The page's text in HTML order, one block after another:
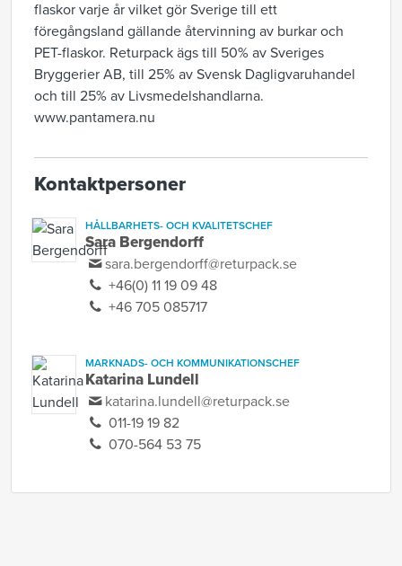
flaskor varje år vilket gör Sverige till ett
föregångsland gällande återvinning av burkar och
PET-flaskor. Returpack ägs till 50% av Sveriges
Bryggerier AB, till 25% av Svensk Dagligvaruhandel
och till 25% av Livsmedelshandlarna.
www.pantamera.nu
Kontaktpersoner
HÅLLBARHETS- OCH KVALITETSCHEF
Sara Bergendorff
sara.bergendorff@returpack.se
+46(0) 11 19 09 48
+46 705 085717
MARKNADS- OCH KOMMUNIKATIONSCHEF
Katarina Lundell
katarina.lundell@returpack.se
011-19 19 82
070-564 53 75